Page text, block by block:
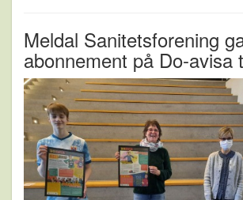
Meldal Sanitetsforening
abonnement på Do-avisa